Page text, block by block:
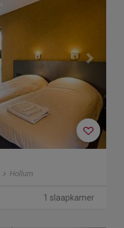
Hollum
1 slaapkamer